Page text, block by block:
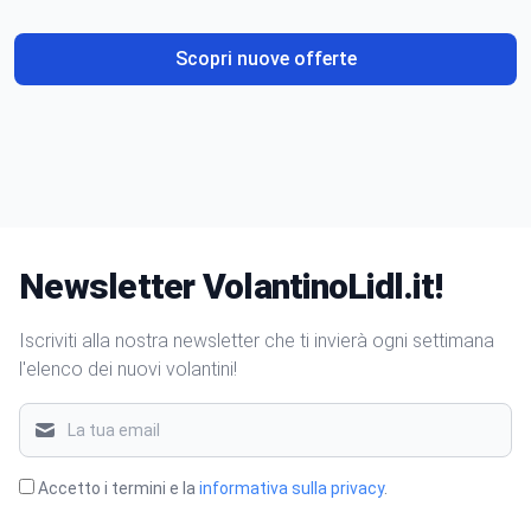
Scopri nuove offerte
Newsletter VolantinoLidl.it!
Iscriviti alla nostra newsletter che ti invierà ogni settimana
l'elenco dei nuovi volantini!
Accetto i termini e la informativa sulla privacy.